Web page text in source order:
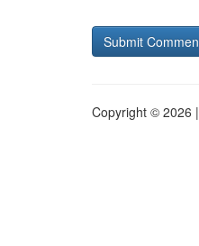
Copyright © 2026 |